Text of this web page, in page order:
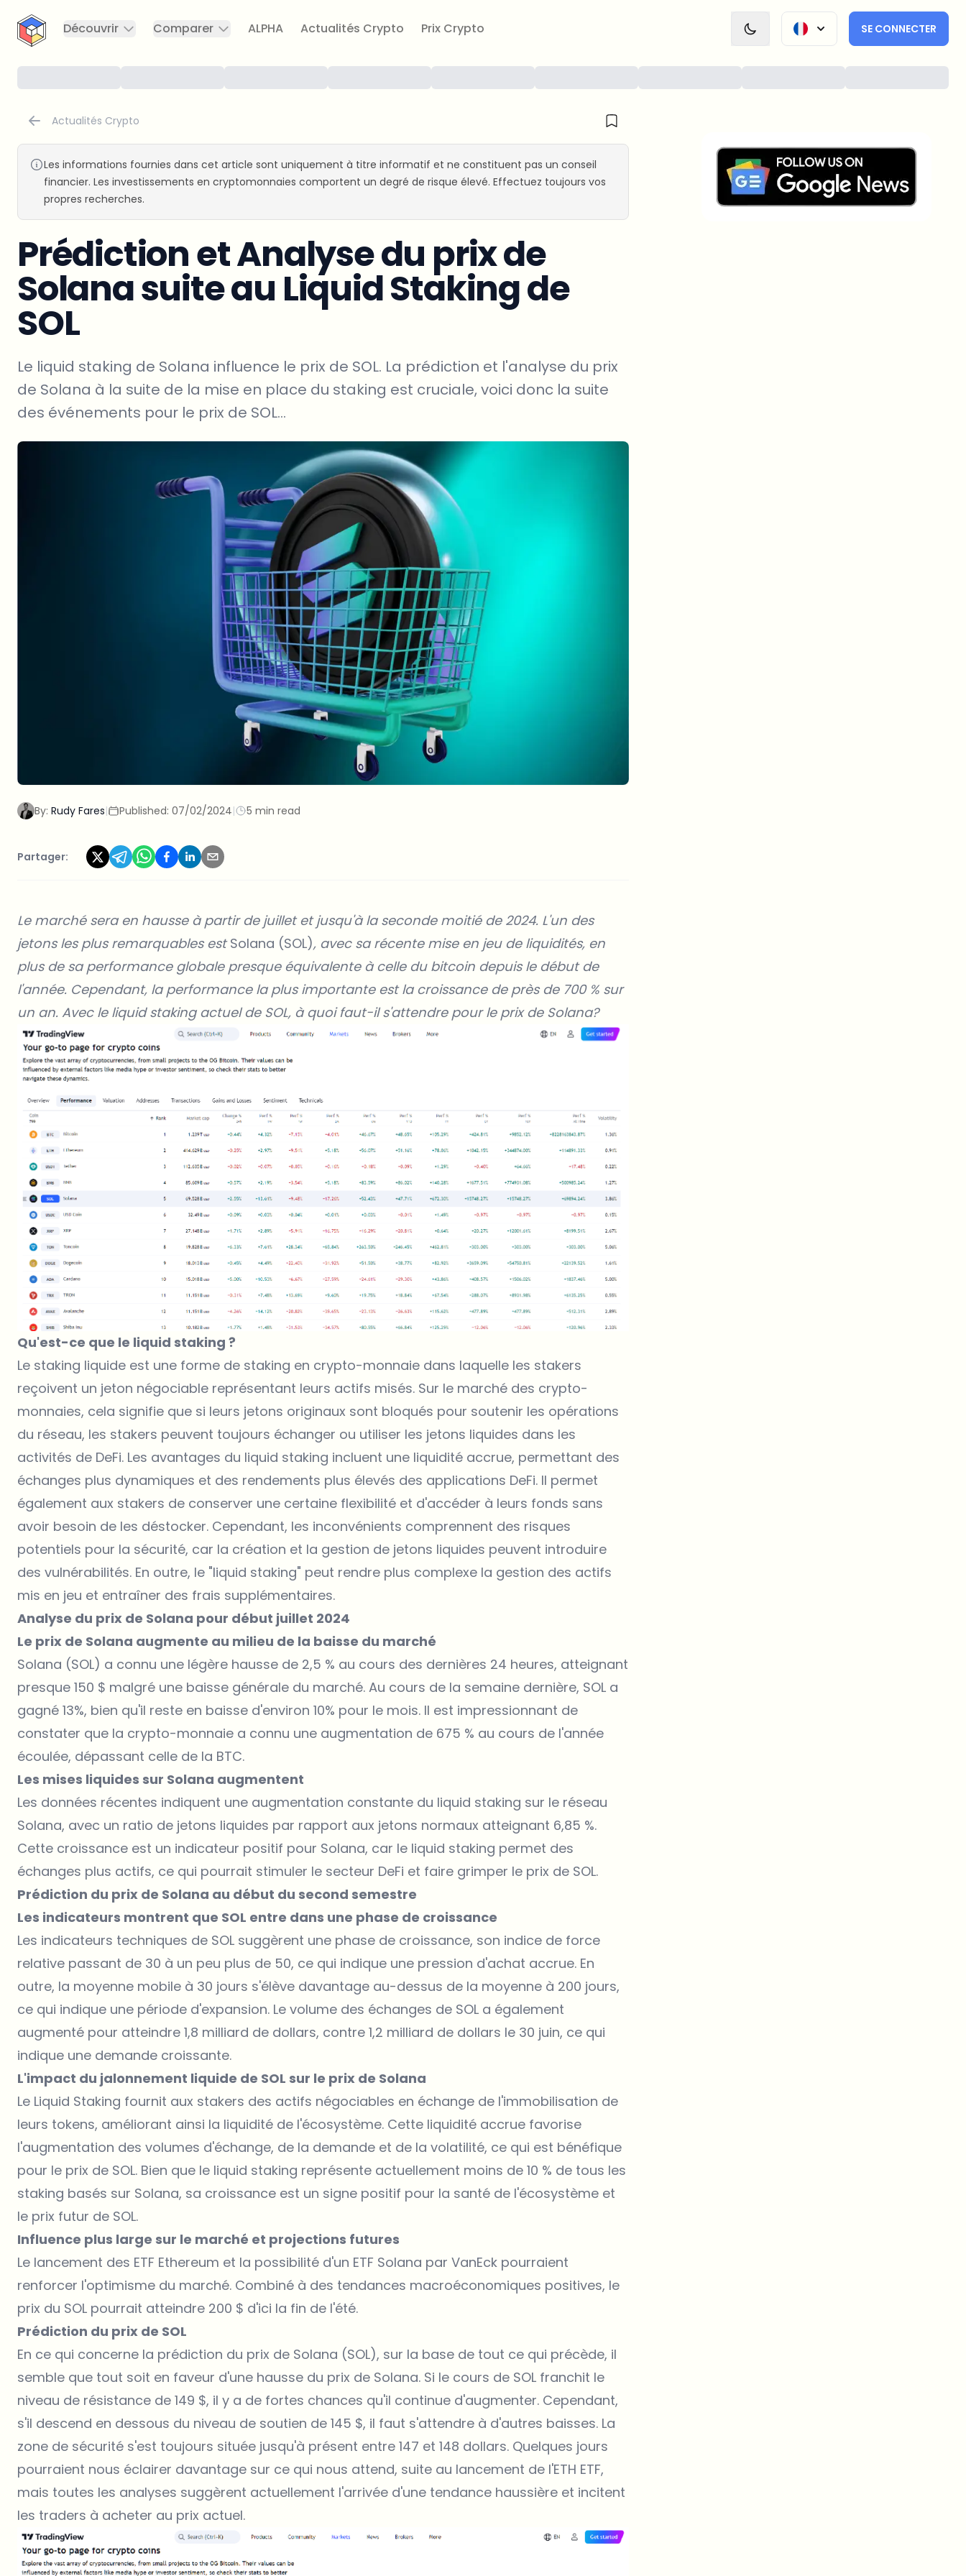
CryptoTicker
Découvrir
Comparer ALPHA Actualités Crypto Prix Crypto SE CONNECTER
Actualités Crypto
Les informations fournies dans cet article sont uniquement à titre informatif et ne constituent pas un conseil
financier. Les investissements en cryptomonnaies comportent un degré de risque élevé. Effectuez toujours vos
propres recherches.
Prédiction et Analyse du prix de
Solana suite au Liquid Staking de
SOL
Le liquid staking de Solana influence le prix de SOL. La prédiction et l'analyse du prix
de Solana à la suite de la mise en place du staking est cruciale, voici donc la suite
des événements pour le prix de SOL...
By: Rudy Fares| Published: 07/02/2024| 5 min read
Partager:
Le marché sera en hausse à partir de juillet et jusqu'à la seconde moitié de 2024. L'un des
jetons les plus remarquables estSolana (SOL), avec sa récente mise en jeu de liquidités, en
plus de sa performance globale presque équivalente à celle du bitcoin depuis le début de
l'année. Cependant, la performance la plus importante est la croissance de près de 700 % sur
un an. Avec le liquid staking actuel de SOL, à quoi faut-il s'attendre pour le prix de Solana?
Qu'est-ce que le liquid staking ?
Le staking liquide est une forme de staking en crypto-monnaie dans laquelle les stakers
reçoivent un jeton négociable représentant leurs actifs misés. Sur le marché des crypto-
monnaies, cela signifie que si leurs jetons originaux sont bloqués pour soutenir les opérations
du réseau, les stakers peuvent toujours échanger ou utiliser les jetons liquides dans les
activités de DeFi. Les avantages du liquid staking incluent une liquidité accrue, permettant des
échanges plus dynamiques et des rendements plus élevés des applications DeFi. Il permet
également aux stakers de conserver une certaine flexibilité et d'accéder à leurs fonds sans
avoir besoin de les déstocker. Cependant, les inconvénients comprennent des risques
potentiels pour la sécurité, car la création et la gestion de jetons liquides peuvent introduire
des vulnérabilités. En outre, le "liquid staking" peut rendre plus complexe la gestion des actifs
mis en jeu et entraîner des frais supplémentaires.
Analyse du prix de Solana pour début juillet 2024
Le prix de Solana augmente au milieu de la baisse du marché
Solana (SOL) a connu une légère hausse de 2,5 % au cours des dernières 24 heures, atteignant
presque 150 $ malgré une baisse générale du marché. Au cours de la semaine dernière, SOL a
gagné 13%, bien qu'il reste en baisse d'environ 10% pour le mois. Il est impressionnant de
constater que la crypto-monnaie a connu une augmentation de 675 % au cours de l'année
écoulée, dépassant celle de la BTC.
Les mises liquides sur Solana augmentent
Les données récentes indiquent une augmentation constante du liquid staking sur le réseau
Solana, avec un ratio de jetons liquides par rapport aux jetons normaux atteignant 6,85 %.
Cette croissance est un indicateur positif pour Solana, car le liquid staking permet des
échanges plus actifs, ce qui pourrait stimuler le secteur DeFi et faire grimper le prix de SOL.
Prédiction du prix de Solana au début du second semestre
Les indicateurs montrent que SOL entre dans une phase de croissance
Les indicateurs techniques de SOL suggèrent une phase de croissance, son indice de force
relative passant de 30 à un peu plus de 50, ce qui indique une pression d'achat accrue. En
outre, la moyenne mobile à 30 jours s'élève davantage au-dessus de la moyenne à 200 jours,
ce qui indique une période d'expansion. Le volume des échanges de SOL a également
augmenté pour atteindre 1,8 milliard de dollars, contre 1,2 milliard de dollars le 30 juin, ce qui
indique une demande croissante.
L'impact du jalonnement liquide de SOL sur le prix de Solana
Le Liquid Staking fournit aux stakers des actifs négociables en échange de l'immobilisation de
leurs tokens, améliorant ainsi la liquidité de l'écosystème. Cette liquidité accrue favorise
l'augmentation des volumes d'échange, de la demande et de la volatilité, ce qui est bénéfique
pour le prix de SOL. Bien que le liquid staking représente actuellement moins de 10 % de tous les
staking basés sur Solana, sa croissance est un signe positif pour la santé de l'écosystème et
le prix futur de SOL.
Influence plus large sur le marché et projections futures
Le lancement des ETF Ethereum et la possibilité d'un ETF Solana par VanEck pourraient
renforcer l'optimisme du marché. Combiné à des tendances macroéconomiques positives, le
prix du SOL pourrait atteindre 200 $ d'ici la fin de l'été.
Prédiction du prix de SOL
En ce qui concerne la prédiction du prix de Solana (SOL), sur la base de tout ce qui précède, il
semble que tout soit en faveur d'une hausse du prix de Solana. Si le cours de SOL franchit le
niveau de résistance de 149 $, il y a de fortes chances qu'il continue d'augmenter. Cependant,
s'il descend en dessous du niveau de soutien de 145 $, il faut s'attendre à d'autres baisses. La
zone de sécurité s'est toujours située jusqu'à présent entre 147 et 148 dollars. Quelques jours
pourraient nous éclairer davantage sur ce qui nous attend, suite au lancement de l'ETH ETF,
mais toutes les analyses suggèrent actuellement l'arrivée d'une tendance haussière et incitent
les traders à acheter au prix actuel.